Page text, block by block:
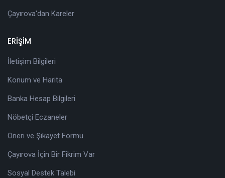
Çayırova'dan Kareler
ERİŞİM
İletişim Bilgileri
Konum ve Harita
Banka Hesap Bilgileri
Nöbetçi Eczaneler
Öneri ve Şikayet Formu
Çayırova İçin Bir Fikrim Var
Sosyal Destek Talebi